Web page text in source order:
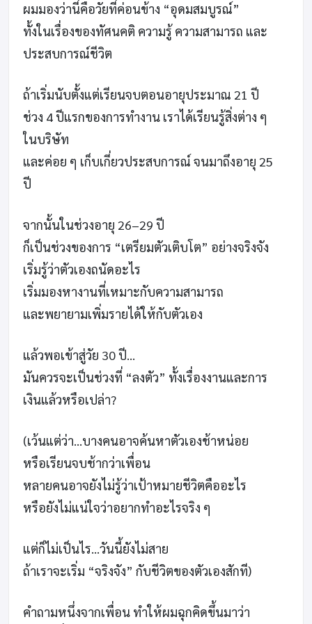
ผมมองว่านี่คือวัยที่ค่อนข้าง “อุดมสมบูรณ์”
ทั้งในเรื่องของทัศนคติ ความรู้ ความสามารถ และ
ประสบการณ์ชีวิต
ถ้าเริ่มนับตั้งแต่เรียนจบตอนอายุประมาณ 21 ปี
ช่วง 4 ปีแรกของการทำงาน เราได้เรียนรู้สิ่งต่าง ๆ
ในบริษัท
และค่อย ๆ เก็บเกี่ยวประสบการณ์ จนมาถึงอายุ 25
ปี
จากนั้นในช่วงอายุ 26–29 ปี
ก็เป็นช่วงของการ “เตรียมตัวเติบโต” อย่างจริงจัง
เริ่มรู้ว่าตัวเองถนัดอะไร
เริ่มมองหางานที่เหมาะกับความสามารถ
และพยายามเพิ่มรายได้ให้กับตัวเอง
แล้วพอเข้าสู่วัย 30 ปี…
มันควรจะเป็นช่วงที่ “ลงตัว” ทั้งเรื่องงานและการ
เงินแล้วหรือเปล่า?
(เว้นแต่ว่า…บางคนอาจค้นหาตัวเองช้าหน่อย
หรือเรียนจบช้ากว่าเพื่อน
หลายคนอาจยังไม่รู้ว่าเป้าหมายชีวิตคืออะไร
หรือยังไม่แน่ใจว่าอยากทำอะไรจริง ๆ
แต่ก็ไม่เป็นไร…วันนี้ยังไม่สาย
ถ้าเราจะเริ่ม “จริงจัง” กับชีวิตของตัวเองสักที)
คำถามหนึ่งจากเพื่อน ทำให้ผมฉุกคิดขึ้นมาว่า